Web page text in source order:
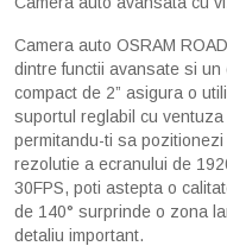
Camera auto OSRAM
dintre functii avansate si
compact de 2” asigura o
suportul reglabil cu
permitandu-ti sa
rezolutie a ecranului de
30FPS, poti astepta o
de 140° surprinde o zona
detaliu important.